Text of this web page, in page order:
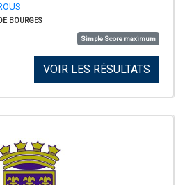
BOURGES
Simple Score maximum
VOIR LES RÉSULTATS